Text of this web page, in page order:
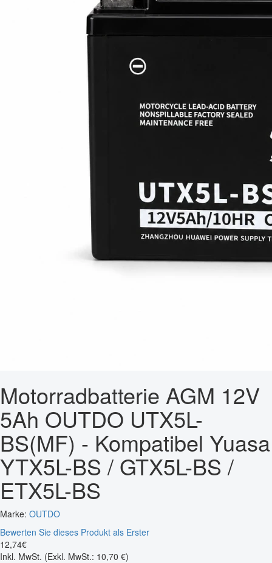
Motorradbatterie AGM 12V
5Ah OUTDO UTX5L-
BS(MF) - Kompatibel Yuasa
YTX5L-BS / GTX5L-BS /
ETX5L-BS
Marke: OUTDO
Bewerten Sie dieses Produkt als Erster
12,74€
Inkl. MwSt. (Exkl. MwSt.: 10,70 €)